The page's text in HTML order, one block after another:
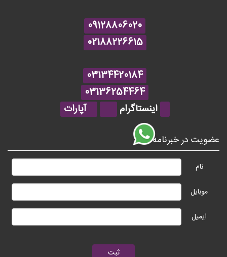
09128806020
02188226615
03134420184
03136254464
اینستاگرام
آپارات
عضویت در خبرنامه
نام
موبایل
ایمیل